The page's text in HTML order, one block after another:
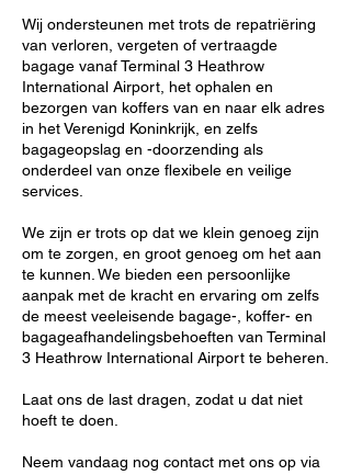
Wij ondersteunen met trots de repatriëring
van verloren, vergeten of vertraagde
bagage vanaf Terminal 3 Heathrow
International Airport, het ophalen en
bezorgen van koffers van en naar elk adres
in het Verenigd Koninkrijk, en zelfs
bagageopslag en -doorzending als
onderdeel van onze flexibele en veilige
services.
We zijn er trots op dat we klein genoeg zijn
om te zorgen, en groot genoeg om het aan
te kunnen. We bieden een persoonlijke
aanpak met de kracht en ervaring om zelfs
de meest veeleisende bagage-, koffer- en
bagageafhandelingsbehoeften van Terminal
3 Heathrow International Airport te beheren.
Laat ons de last dragen, zodat u dat niet
hoeft te doen.
Neem vandaag nog contact met ons op via